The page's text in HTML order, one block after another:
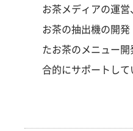
お茶メディアの運営
お茶の抽出機の開
たお茶のメニュー
合的にサポートして